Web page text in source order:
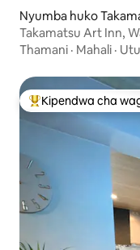
Nyumba huko
Takamatsu Art Inn,
2 Bila Malipo,
Thamani · Mahali ·
Kipendwa maarufu
Kipendwa cha